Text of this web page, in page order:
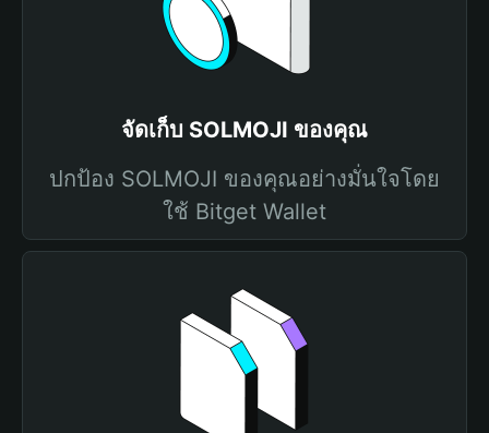
จัดเก็บ SOLMOJI ของคุณ
ปกป้อง SOLMOJI ของคุณอย่างมั่นใจโดย
ใช้ Bitget Wallet